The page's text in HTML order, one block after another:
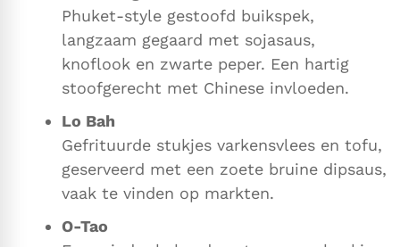
Phuket-style gestoofd buikspek,
langzaam gegaard met sojasaus,
knoflook en zwarte peper. Een hartig
stoofgerecht met Chinese invloeden.
Lo Bah
Gefrituurde stukjes varkensvlees en tofu,
geserveerd met een zoete bruine dipsaus,
vaak te vinden op markten.
O-Tao